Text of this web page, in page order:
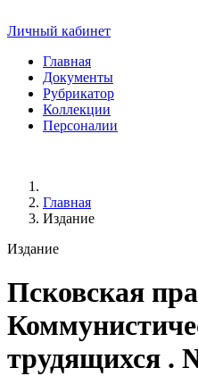
Личный кабинет
Главная
Документы
Рубрикатор
Коллекции
Персоналии
Главная
Издание
Издание
Псковская
трудящихся .